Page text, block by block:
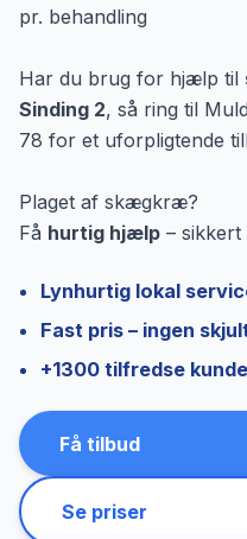
pr. behandling
Har du brug for hjælp til
Sinding 2, så ring til
78 for et uforpligtende
Plaget af skægkræ?
Få hurtig hjælp –
Lynhurtig lokal
Fast pris – ingen
+1300 tilfredse
Få tilbud
Se priser